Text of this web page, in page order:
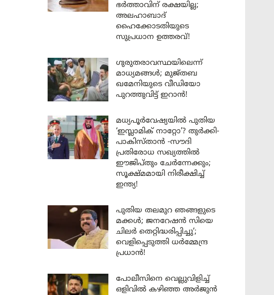
ഭർത്താവിന് രക്ഷയില്ല;
അലഹാബാദ്
ഹൈക്കോടതിയുടെ
സുപ്രധാന ഉത്തരവ്!
ഗുരുതരാവസ്ഥയിലെന്ന്
മാധ്യമങ്ങൾ; മുജ്തബ
ഖമേനിയുടെ വീഡിയോ
പുറത്തുവിട്ട് ഇറാൻ!
മധ്യപൂർവേഷ്യയിൽ പുതിയ
‘ഇസ്ലാമിക് നാറ്റോ’? തുർക്കി-
പാകിസ്താൻ -സൗദി
പ്രതിരോധ സഖ്യത്തിൽ
ഈജിപ്തും ചേർന്നേക്കും;
സൂക്ഷ്മമായി നിരീക്ഷിച്ച്
ഇന്ത്യ!
പുതിയ തലമുറ ഞങ്ങളുടെ
മക്കൾ; ജനറേഷൻ സിയെ
ചിലർ തെറ്റിദ്ധരിപ്പിച്ചു’;
വെളിപ്പെടുത്തി ധർമ്മേന്ദ്ര
പ്രധാൻ!
പോലീസിനെ വെല്ലുവിളിച്ച്
ഒളിവിൽ കഴിഞ്ഞ അർജുൻ